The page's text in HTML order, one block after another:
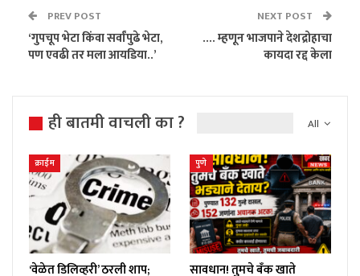
PREV POST
‘गुपचूप भेटा किंवा सर्वांपुढे भेटा,
पण एवढी तर मला आयडिया..’
NEXT POST
…. म्हणून भाजपाने देशद्रोहाचा
कायदा रद्द केला
All
ही बातमी वाचली का ?
क्राईम
‘वेळेत डिलिव्हरी’ ठरली शाप;
पुणे
सावधान! तुमचे बँक खाते